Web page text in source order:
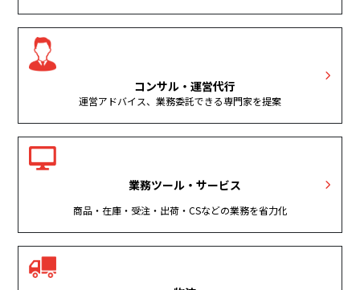
コンサル・運営代行
運営アドバイス、業務委託できる専門家を提案
業務ツール・サービス
商品・在庫・受注・出荷・CSなどの業務を省力化